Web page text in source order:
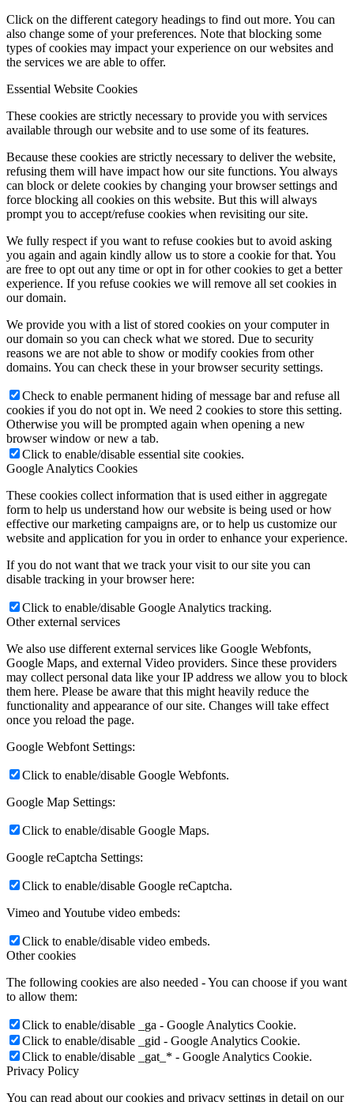
Click on the different category headings to find out more. You can
also change some of your preferences. Note that blocking some
types of cookies may impact your experience on our websites and
the services we are able to offer.
Essential Website Cookies
These cookies are strictly necessary to provide you with services
available through our website and to use some of its features.
Because these cookies are strictly necessary to deliver the website,
refusing them will have impact how our site functions. You always
can block or delete cookies by changing your browser settings and
force blocking all cookies on this website. But this will always
prompt you to accept/refuse cookies when revisiting our site.
We fully respect if you want to refuse cookies but to avoid asking
you again and again kindly allow us to store a cookie for that. You
are free to opt out any time or opt in for other cookies to get a better
experience. If you refuse cookies we will remove all set cookies in
our domain.
We provide you with a list of stored cookies on your computer in
our domain so you can check what we stored. Due to security
reasons we are not able to show or modify cookies from other
domains. You can check these in your browser security settings.
Check to enable permanent hiding of message bar and refuse all
cookies if you do not opt in. We need 2 cookies to store this setting.
Otherwise you will be prompted again when opening a new
browser window or new a tab.
Click to enable/disable essential site cookies.
Google Analytics Cookies
These cookies collect information that is used either in aggregate
form to help us understand how our website is being used or how
effective our marketing campaigns are, or to help us customize our
website and application for you in order to enhance your experience.
If you do not want that we track your visit to our site you can
disable tracking in your browser here:
Click to enable/disable Google Analytics tracking.
Other external services
We also use different external services like Google Webfonts,
Google Maps, and external Video providers. Since these providers
may collect personal data like your IP address we allow you to block
them here. Please be aware that this might heavily reduce the
functionality and appearance of our site. Changes will take effect
once you reload the page.
Google Webfont Settings:
Click to enable/disable Google Webfonts.
Google Map Settings:
Click to enable/disable Google Maps.
Google reCaptcha Settings:
Click to enable/disable Google reCaptcha.
Vimeo and Youtube video embeds:
Click to enable/disable video embeds.
Other cookies
The following cookies are also needed - You can choose if you want
to allow them:
Click to enable/disable _ga - Google Analytics Cookie.
Click to enable/disable _gid - Google Analytics Cookie.
Click to enable/disable _gat_* - Google Analytics Cookie.
Privacy Policy
You can read about our cookies and privacy settings in detail on our